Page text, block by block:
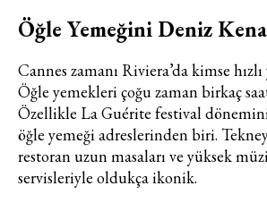
Öğle Yemeğini Deniz
Cannes zamanı Riviera’da kimse
Öğle yemekleri çoğu zaman birkaç
Özellikle La Guérite festival
öğle yemeği adreslerinden biri.
restoran uzun masaları ve yüksek
servisleriyle oldukça ikonik.